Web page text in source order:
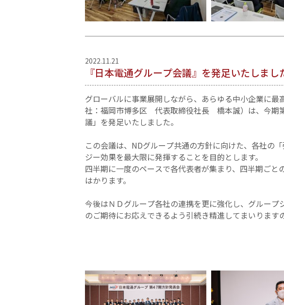
2022.11.21
『日本電通グループ会議』を発足いたしまし
グローバルに事業展開しながら、あらゆる中小企業に
社：福岡市博多区 代表取締役社長 橋本誠）は、今期
議」を発足いたしました。
この会議は、NDグループ共通の方針に向けた、各社の
ジー効果を最大限に発揮することを目的とします。
四半期に一度のペースで各代表者が集まり、四半期ご
はかります。
今後はＮＤグループ各社の連携を更に強化し、グルー
のご期待にお応えできるよう引続き精進してまいります
記事：日本電通グループ
代表取締